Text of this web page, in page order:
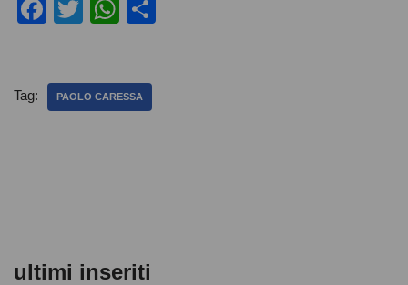
F
e
T
er
W
s
Tag: PAOLO CARESSA
ultimi inseriti